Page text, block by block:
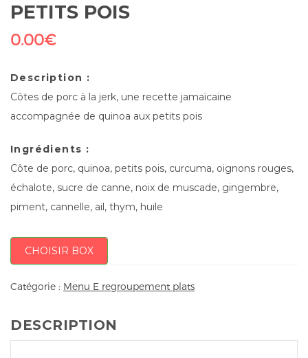
PETITS POIS
0.00€
Description :
Côtes de porc à la jerk, une recette jamaïcaine
accompagnée de quinoa aux petits pois
Ingrédients :
Côte de porc, quinoa, petits pois, curcuma, oignons rouges,
échalote, sucre de canne, noix de muscade, gingembre,
piment, cannelle, ail, thym, huile
CHOISIR BOX
Catégorie : Menu E regroupement plats
DESCRIPTION